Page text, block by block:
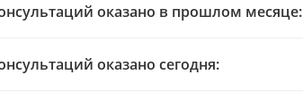
оказано в прошлом месяце:
оказано сегодня: